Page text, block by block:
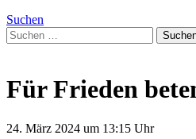
Suchen
Suchen
nach:
Für Frieden
24. März 2024 um 13:15 Uhr